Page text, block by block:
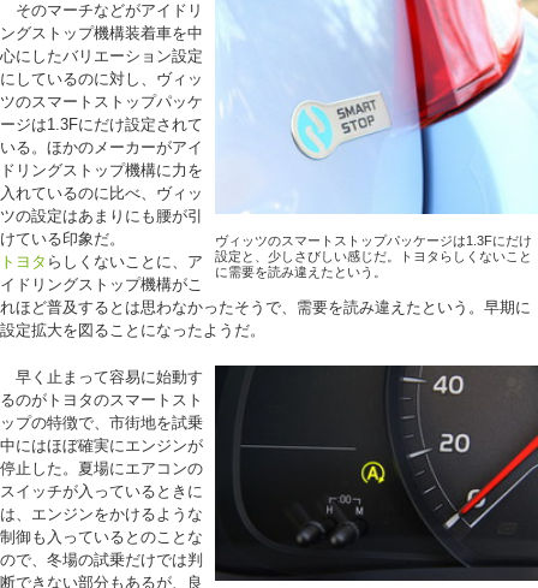
ヴィッツのスマートストップパッケージは1.3Fにだけ
設定と、少しさびしい感じだ。トヨタらしくないこと
に需要を読み違えたという。
そのマーチなどがアイドリ
ングストップ機構装着車を中
心にしたバリエーション設定
にしているのに対し、ヴィッ
ツのスマートストップパッケ
ージは1.3Fにだけ設定されて
いる。ほかのメーカーがアイ
ドリングストップ機構に力を
入れているのに比べ、ヴィッ
ツの設定はあまりにも腰が引
けている印象だ。
トヨタ らしくないことに、ア
イドリングストップ機構がこ
れほど普及するとは思わなかったそうで、需要を読み違えたという。早期に
設定拡大を図ることになったようだ。
早く止まって容易に始動す
るのがトヨタのスマートスト
ップの特徴で、市街地を試乗
中にはほぼ確実にエンジンが
停止した。夏場にエアコンの
スイッチが入っているときに
は、エンジンをかけるような
制御も入っているとのことな
ので、冬場の試乗だけでは判
断できない部分もあるが、良